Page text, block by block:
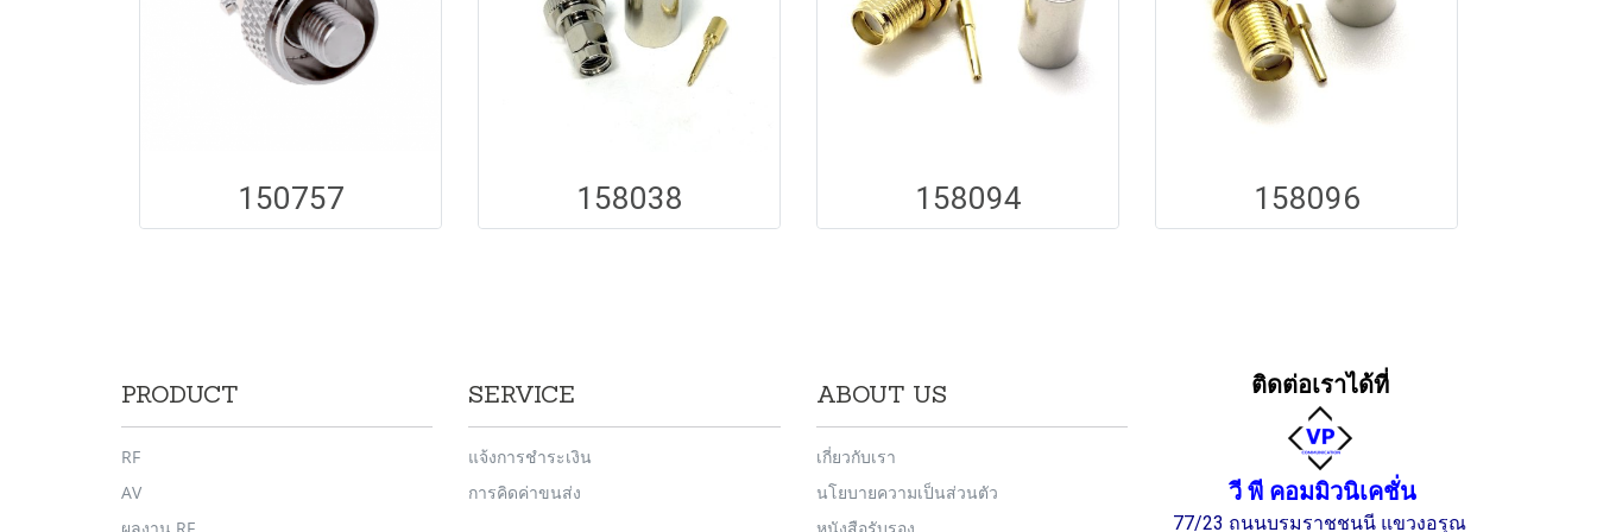
150757 158038 158094 158096
PRODUCT
RF
AV
SERVICE
แจ้งการชำระเงิน
การคิดค่าขนส่ง
ABOUT US
เกี่ยวกับเรา
นโยบายความเป็นส่วนตัว
ติดต่อเราได้ที่
วี พี คอมมิวนิเคชั่น
77/23 ถนนบรมราชชนนี แขวงอรุณ